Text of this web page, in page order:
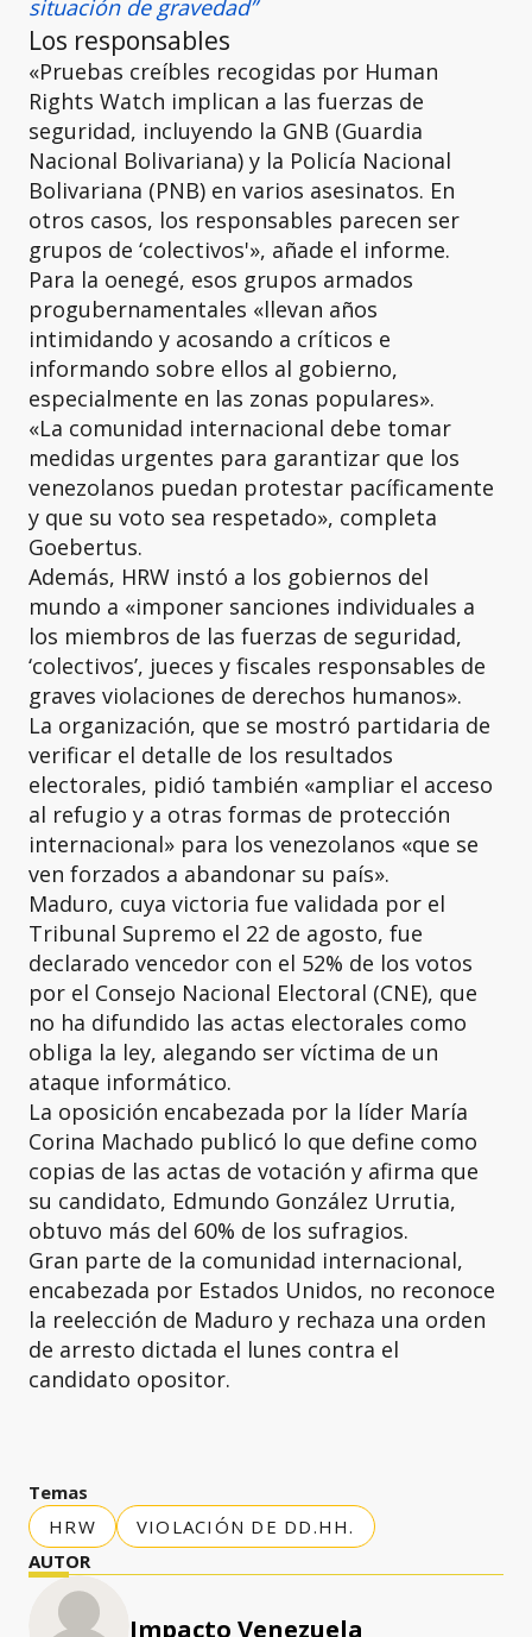
situación de gravedad”
Los responsables
«Pruebas creíbles recogidas por Human
Rights Watch implican a las fuerzas de
seguridad, incluyendo la GNB (Guardia
Nacional Bolivariana) y la Policía Nacional
Bolivariana (PNB) en varios asesinatos. En
otros casos, los responsables parecen ser
grupos de ‘colectivos'», añade el informe.
Para la oenegé, esos grupos armados
progubernamentales «llevan años
intimidando y acosando a críticos e
informando sobre ellos al gobierno,
especialmente en las zonas populares».
«La comunidad internacional debe tomar
medidas urgentes para garantizar que los
venezolanos puedan protestar pacíficamente
y que su voto sea respetado», completa
Goebertus.
Además, HRW instó a los gobiernos del
mundo a «imponer sanciones individuales a
los miembros de las fuerzas de seguridad,
‘colectivos’, jueces y fiscales responsables de
graves violaciones de derechos humanos».
La organización, que se mostró partidaria de
verificar el detalle de los resultados
electorales, pidió también «ampliar el acceso
al refugio y a otras formas de protección
internacional» para los venezolanos «que se
ven forzados a abandonar su país».
Maduro, cuya victoria fue validada por el
Tribunal Supremo el 22 de agosto, fue
declarado vencedor con el 52% de los votos
por el Consejo Nacional Electoral (CNE), que
no ha difundido las actas electorales como
obliga la ley, alegando ser víctima de un
ataque informático.
La oposición encabezada por la líder María
Corina Machado publicó lo que define como
copias de las actas de votación y afirma que
su candidato, Edmundo González Urrutia,
obtuvo más del 60% de los sufragios.
Gran parte de la comunidad internacional,
encabezada por Estados Unidos, no reconoce
la reelección de Maduro y rechaza una orden
de arresto dictada el lunes contra el
candidato opositor.
Temas
HRW
VIOLACIÓN DE DD.HH.
AUTOR
Impacto Venezuela